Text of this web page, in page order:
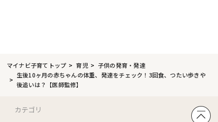
マイナビ子育てトップ 育児
子供の発育・発達
生後10ヶ月の赤ちゃんの体重、発達をチェック！3回食、つたい歩きや
後追いは？【医師監修】
カテゴリ